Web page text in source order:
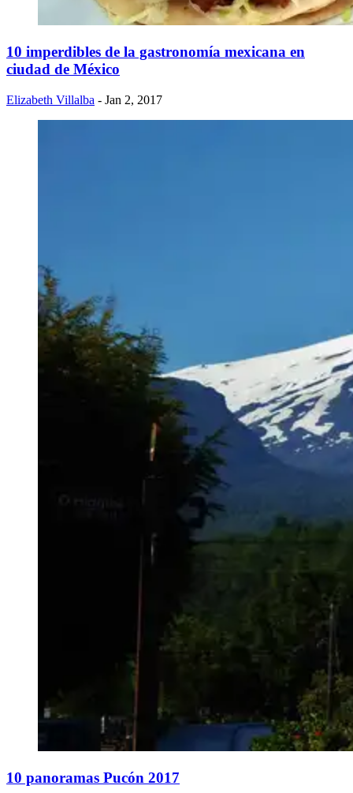
10 imperdibles de la gastronomía mexicana en
ciudad de México
Elizabeth Villalba - Jan 2, 2017
10 panoramas Pucón 2017